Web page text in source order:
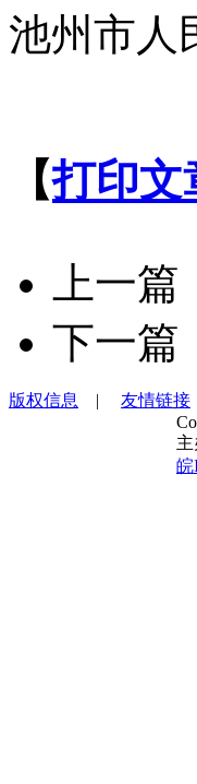
池州市人
【打印文
上一篇
下一篇
版权信息 | 友情链接
皖